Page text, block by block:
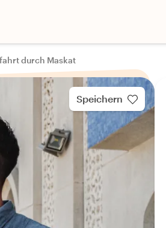
durch Maskat
Speichern